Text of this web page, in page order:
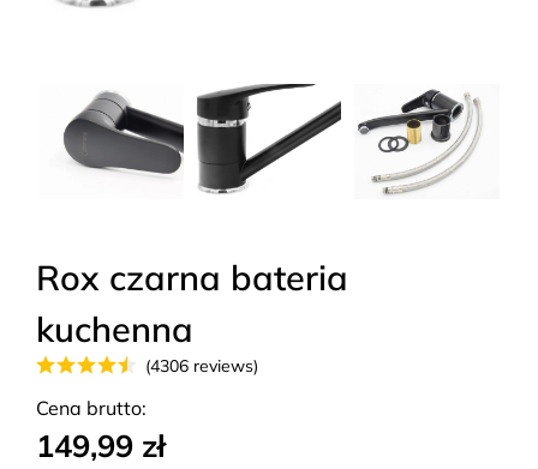
Rox czarna bateria
kuchenna
(4306 reviews)
Cena brutto:
149,99 zł